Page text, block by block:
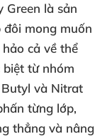
Green là sản
đôi mong muốn
cả về thể
biệt từ nhóm
và Nitrat
từng lớp,
thẳng và nâng